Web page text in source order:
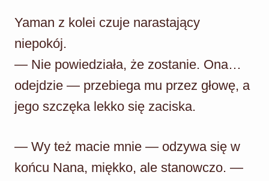
Yaman z kolei czuje narastający
niepokój.
— Nie powiedziała, że zostanie. Ona…
odejdzie — przebiega mu przez głowę, a
jego szczęka lekko się zaciska.
— Wy też macie mnie — odzywa się w
końcu Nana, miękko, ale stanowczo. —